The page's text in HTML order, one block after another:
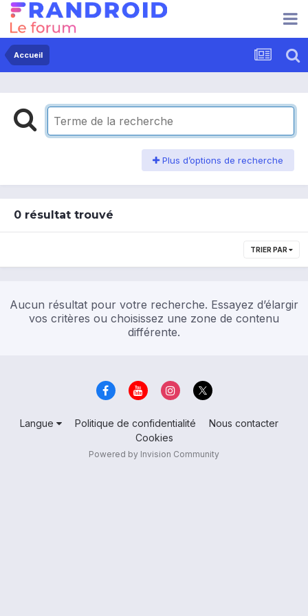
Accueil
Plus d’options de recherche
0 résultat trouvé
TRIER PAR
Aucun résultat pour votre recherche. Essayez d’élargir
vos critères ou choisissez une zone de contenu
différente.
Langue Politique de confidentialité
Nous contacter
Cookies
Powered by Invision Community